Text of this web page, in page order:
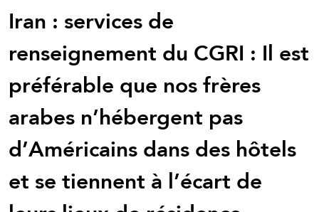
Iran : services de
renseignement du CGRI : Il est
préférable que nos frères
arabes n’hébergent pas
d’Américains dans des hôtels
et se tiennent à l’écart de